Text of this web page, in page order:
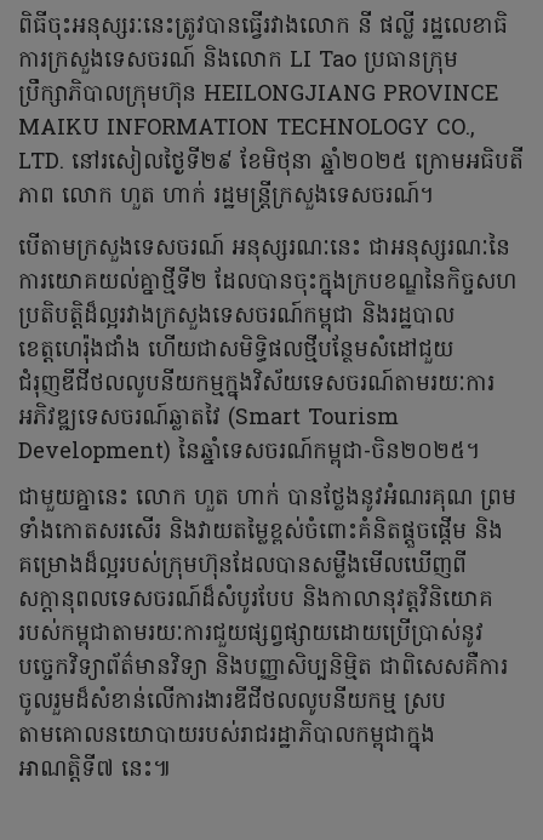
ពិធីចុះអនុស្សរៈនេះត្រូវបានធ្វើរវាងលោក នី ផល្លី រដ្ឋលេខាធិ
ការក្រសួងទេសចរណ៍ និងលោក LI Tao ប្រធានក្រុម
ប្រឹក្សាភិបាលក្រុមហ៊ុន HEILONGJIANG PROVINCE
MAIKU INFORMATION TECHNOLOGY CO.,
LTD. នៅរសៀលថ្ងៃទី២៩ ខែមិថុនា ឆ្នាំ២០២៥ ក្រោមអធិបតី
ភាព លោក ហួត ហាក់ រដ្ឋមន្រ្តីក្រសួងទេសចរណ៍។
បើតាមក្រសួងទេសចរណ៍ អនុស្សរណៈនេះ ជាអនុស្សរណៈនៃ
ការយោគយល់គ្នាថ្មីទី២ ដែលបានចុះក្នុងក្របខណ្ឌនៃកិច្ចសហ
ប្រតិបត្តិដ៏ល្អរវាងក្រសួងទេសចរណ៍កម្ពុជា និងរដ្ឋបាល
ខេត្តហេរ៉ុងជាំង ហើយជាសមិទ្ធិផលថ្មីបន្ថែមសំដៅជួយ
ជំរុញឌីជីថលលូបនីយកម្មក្នុងវិស័យទេសចរណ៍តាមរយៈការ
អភិវឌ្ឍទេសចរណ៍ឆ្លាតវៃ (Smart Tourism
Development) នៃឆ្នាំទេសចរណ៍កម្ពុជា-ចិន២០២៥។
ជាមួយគ្នានេះ លោក ហួត ហាក់ បានថ្លែងនូវអំណរគុណ ព្រម
ទាំងកោតសរសើរ និងវាយតម្លៃខ្ពស់ចំពោះគំនិតផ្តួចផ្តើម និង
គម្រោងដ៏ល្អរបស់ក្រុមហ៊ុនដែលបានសម្លឹងមើលឃើញពី
សក្តានុពលទេសចរណ៍ដ៏សំបូរបែប និងកាលានុវត្តវិនិយោគ
របស់កម្ពុជាតាមរយៈការជួយផ្សព្វផ្សាយដោយប្រើប្រាស់នូវ
បច្ចេកវិទ្យាព័ត៌មានវិទ្យា និងបញ្ញាសិប្បនិម្មិត ជាពិសេសគឺការ
ចូលរួមដ៏សំខាន់លើការងារឌីជីថលលូបនីយកម្ម ស្រប
តាមគោលនយោបាយរបស់រាជរដ្ឋាភិបាលកម្ពុជាក្នុង
អាណត្តិទី៧ នេះ៕